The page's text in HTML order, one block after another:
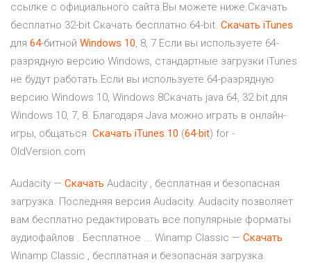
ссылке с официального сайта Вы можете ниже.Скачать
бесплатно 32-bit Скачать бесплатно 64-bit. Скачать iTunes
для 64-битной Windows 10, 8, 7 Если вы используете 64-
разрядную версию Windows, стандартные загрузки iTunes
не будут работать.Если вы используете 64-разрядную
версию Windows 10, Windows 8Скачать java 64, 32 bit для
Windows 10, 7, 8. Благодаря Java можно играть в онлайн-
игры, общаться. Скачать iTunes 10 (64-bit) for -
OldVersion.com
Audacity — Скачать Audacity , бесплатная и безопасная
загрузка. Последняя версия Audacity. Audacity позволяет
вам бесплатно редактировать все популярные форматы
аудиофайлов . Бесплатное ... Winamp Classic — Скачать
Winamp Classic , бесплатная и безопасная загрузка.